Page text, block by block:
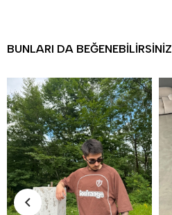
BUNLARI DA BEĞENEBILIRSINIZ